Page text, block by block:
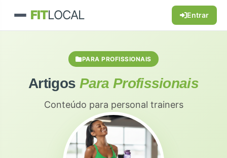
FITLOCAL Entrar
PARA PROFISSIONAIS
Artigos Para Profissionais
Conteúdo para personal trainers